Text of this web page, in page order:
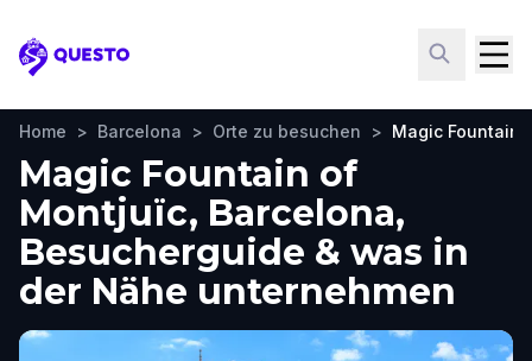
Questo
Home > Barcelona > Orte zu besuchen > Magic Fountain
Magic Fountain of
Montjuïc, Barcelona,
Besucherguide & was in
der Nähe unternehmen